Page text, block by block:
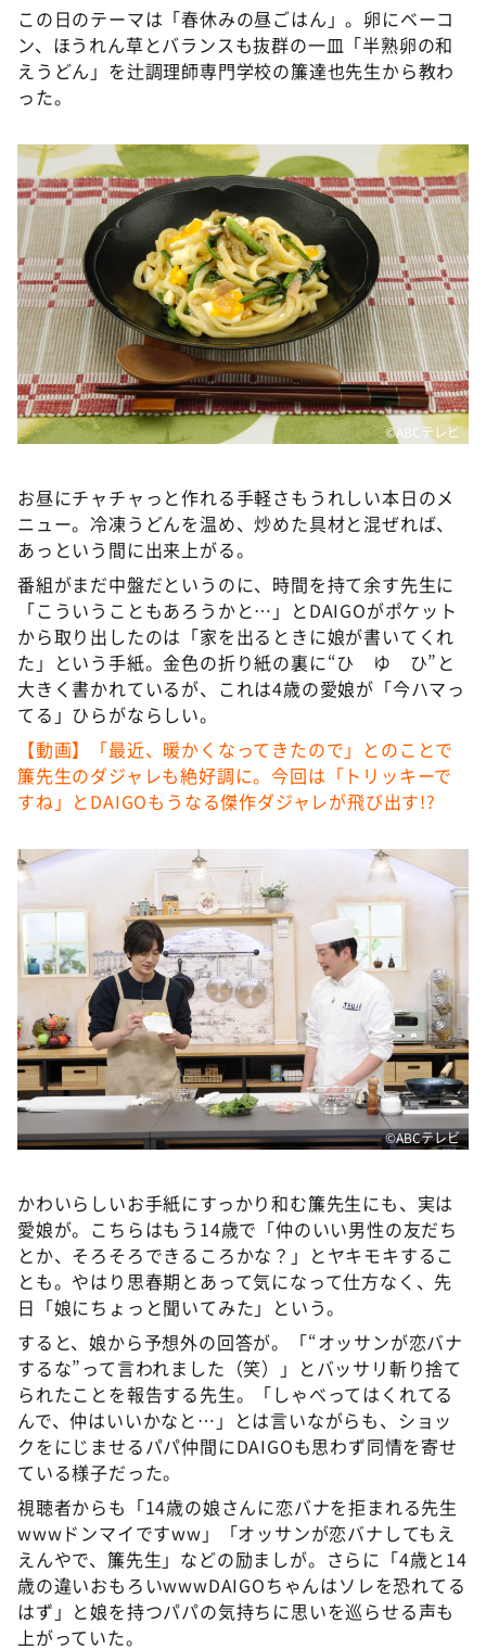
ぺこぱのまるスポ
アナ回覧板
この日のテーマは「春休みの昼ごはん」。卵にベーコ
ン、ほうれん草とバランスも抜群の一皿「半熟卵の和
えうどん」を辻調理師専門学校の簾達也先生から教わ
った。
©ABCテレビ
お昼にチャチャっと作れる手軽さもうれしい本日のメ
ニュー。冷凍うどんを温め、炒めた具材と混ぜれば、
あっという間に出来上がる。
番組がまだ中盤だというのに、時間を持て余す先生に
「こういうこともあろうかと…」とDAIGOがポケット
から取り出したのは「家を出るときに娘が書いてくれ
た」という手紙。金色の折り紙の裏に“ひ ゆ ひ”と
大きく書かれているが、これは4歳の愛娘が「今ハマっ
てる」ひらがならしい。
【動画】「最近、暖かくなってきたので」とのことで
簾先生のダジャレも絶好調に。今回は「トリッキーで
すね」とDAIGOもうなる傑作ダジャレが飛び出す!?
©ABCテレビ
かわいらしいお手紙にすっかり和む簾先生にも、実は
愛娘が。こちらはもう14歳で「仲のいい男性の友だち
とか、そろそろできるころかな？」とヤキモキするこ
とも。やはり思春期とあって気になって仕方なく、先
日「娘にちょっと聞いてみた」という。
すると、娘から予想外の回答が。「“オッサンが恋バナ
するな”って言われました（笑）」とバッサリ斬り捨て
られたことを報告する先生。「しゃべってはくれてる
んで、仲はいいかなと…」とは言いながらも、ショッ
クをにじませるパパ仲間にDAIGOも思わず同情を寄せ
ている様子だった。
視聴者からも「14歳の娘さんに恋バナを拒まれる先生
wwwドンマイですww」「オッサンが恋バナしてもえ
えんやで、簾先生」などの励ましが。さらに「4歳と14
歳の違いおもろいwwwDAIGOちゃんはソレを恐れてる
はず」と娘を持つパパの気持ちに思いを巡らせる声も
上がっていた。